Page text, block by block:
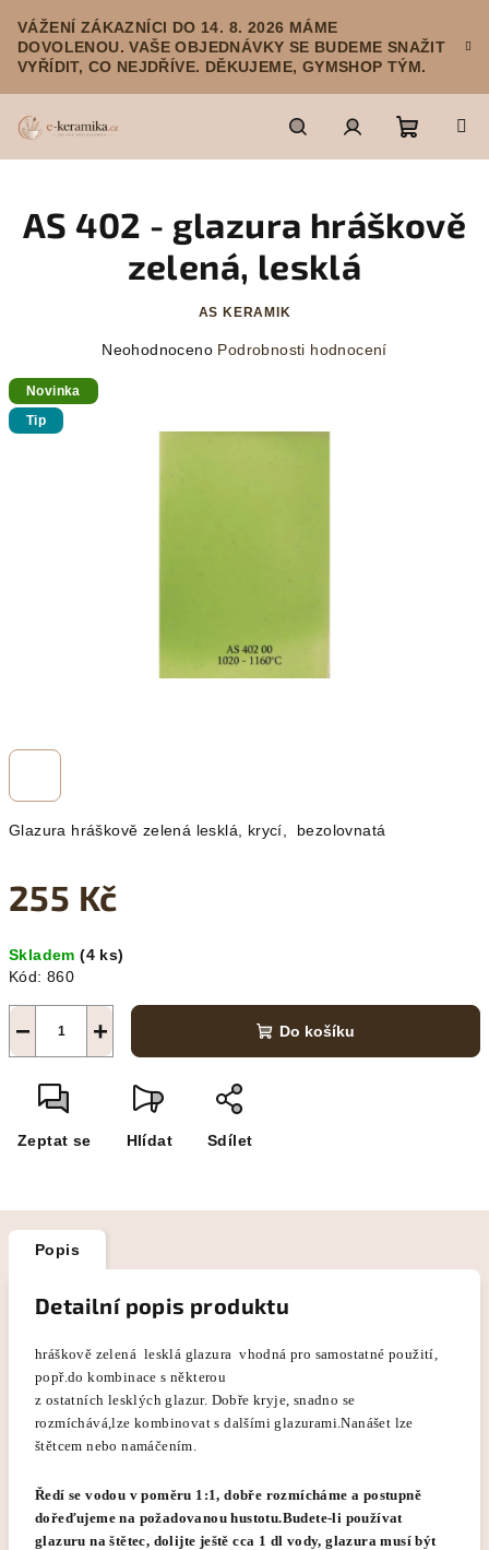
obsah
VÁŽENÍ ZÁKAZNÍCI DO 14. 8. 2026 MÁME
DOVOLENOU. VAŠE OBJEDNÁVKY SE BUDEME SNAŽIT
VYŘÍDIT, CO NEJDŘÍVE. DĚKUJEME, GYMSHOP TÝM.
HledatPřihlášeníNákupní
košík
Glazura hráškově zelená lesklá, krycí, bezolovnatá
255 Kč
cena:
Skladem(4 ks)
Kód: 860
+
− Do košíku
Zeptat se Hlídat Sdílet
AS 402 - glazura hráškově
zelená, lesklá
AS KERAMIK
Průměrné
Neohodnoceno Podrobnosti hodnocení
Novinka
Tip
Popis
Detailní popis produktu
hráškově zelená lesklá glazura vhodná pro samostatné použití,
popř.do kombinace s některou
z ostatních lesklých glazur. Dobře kryje, snadno se
rozmíchává,lze kombinovat s dalšími glazurami.Nanášet lze
štětcem nebo namáčením.
Ředí se vodou v poměru 1:1, dobře rozmícháme a postupně
dořeďujeme na požadovanou hustotu.Budete-li používat
glazuru na štětec, dolijte ještě cca 1 dl vody, glazura musí být